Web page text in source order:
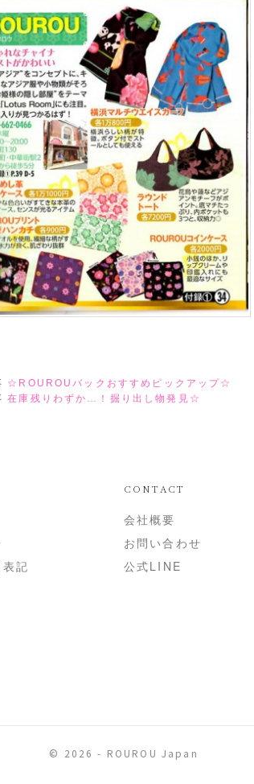
☆ROUROUバックおすすめピックアップ☆
在庫残りわずか…！掘り出し物発見☆
記
CONTACT
会社概要
お問い合わせ
公式LINE
© 2026 - ROUROU Japan